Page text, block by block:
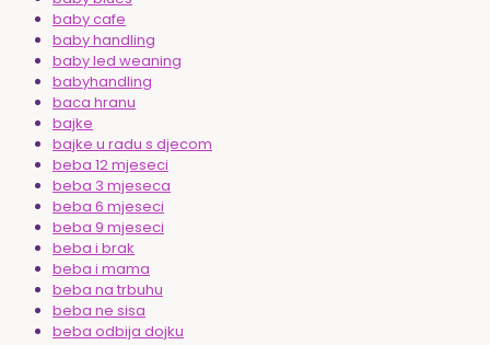
baby cafe
baby handling
baby led weaning
babyhandling
baca hranu
bajke
bajke u radu s djecom
beba 12 mjeseci
beba 3 mjeseca
beba 6 mjeseci
beba 9 mjeseci
beba i brak
beba i mama
beba na trbuhu
beba ne sisa
beba odbija dojku